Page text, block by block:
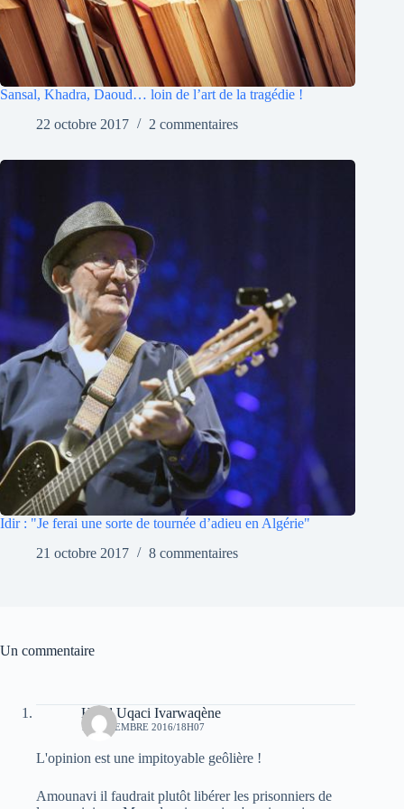
Sansal, Khadra, Daoud… loin de l’art de la tragédie !
22 octobre 2017
2 commentaires
Idir : "Je ferai une sorte de tournée d’adieu en Algérie"
21 octobre 2017
8 commentaires
Un commentaire
Hend Uqaci Ivarwaqène
13 DÉCEMBRE 2016/18H07
L'opinion est une impitoyable geôlière !
Amounavi il faudrait plutôt libérer les prisonniers de